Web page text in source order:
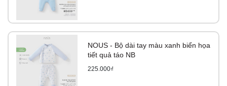
NOUS - Bộ dài tay màu xanh biển họa
tiết quả táo NB
225.000₫